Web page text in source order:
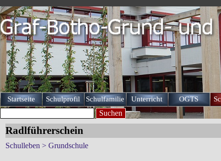
Startseite Schulprofil ▼
Schulfamilie ▼
Unterricht ▼
OGTS
Suchen
Radlführerschein
Schulleben > Grundschule